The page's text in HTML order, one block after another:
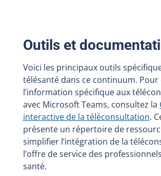
Outils et
Voici les principaux outils
télésanté dans ce continuum. Pour
l’information spécifique aux
avec Microsoft Teams, consultez la
interactive de la téléconsultation.
présente un répertoire de
simplifier l’intégration de la
l’offre de service des
santé.